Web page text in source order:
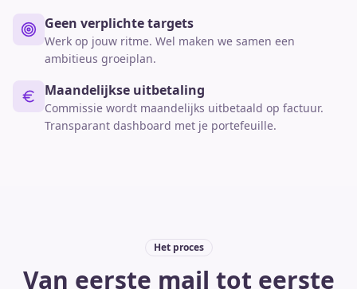
Geen verplichte targets
Werk op jouw ritme. Wel maken we samen een
ambitieus groeiplan.
Maandelijkse uitbetaling
Commissie wordt maandelijks uitbetaald op factuur.
Transparant dashboard met je portefeuille.
Het proces
Van eerste mail tot eerste